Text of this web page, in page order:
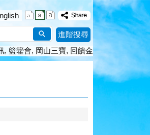
搜
尋
進階搜尋
籃籗會 岡山三寶 回饋金